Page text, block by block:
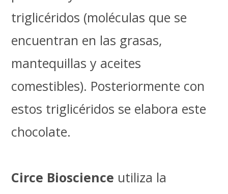
triglicéridos (moléculas que se
encuentran en las grasas,
mantequillas y aceites
comestibles). Posteriormente con
estos triglicéridos se elabora este
chocolate.
Circe Bioscience utiliza la